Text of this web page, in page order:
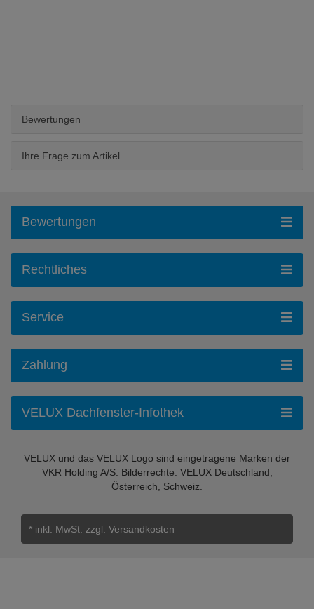
Bewertungen
Ihre Frage zum Artikel
Bewertungen
Rechtliches
Service
Zahlung
VELUX Dachfenster-Infothek
VELUX und das VELUX Logo sind eingetragene Marken der
VKR Holding A/S. Bilderrechte: VELUX Deutschland,
Österreich, Schweiz.
* inkl. MwSt. zzgl. Versandkosten